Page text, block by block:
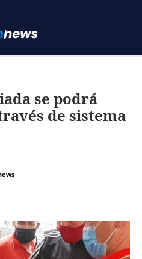
se podrá
de sistema